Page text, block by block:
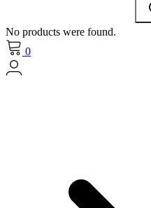
No products were found.
0